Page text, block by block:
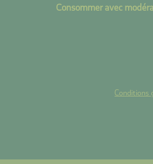
Consommer avec
Conditions